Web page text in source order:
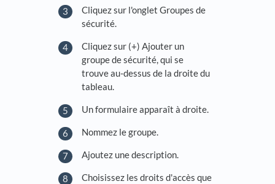
Cliquez sur l'onglet Groupes de
sécurité.
Cliquez sur (+) Ajouter un
groupe de sécurité, qui se
trouve au-dessus de la droite du
tableau.
Un formulaire apparaît à droite.
Nommez le groupe.
Ajoutez une description.
Choisissez les droits d'accès que